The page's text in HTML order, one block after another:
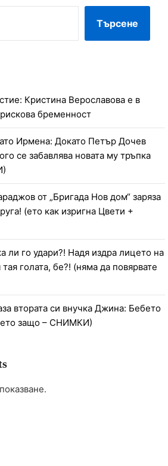
Търсене
Кристина Верославова е в
бременност
Ирмена: Докато Петър Дочев
се забавлява новата му тръпка
от „Бригада Нов дом“ заряза
(ето как изригна Цвети +
ли го удари?! Надя издра лицето на
голата, бе?! (няма да повярвате
втората си внучка Джина: Бебето
защо – СНИМКИ)